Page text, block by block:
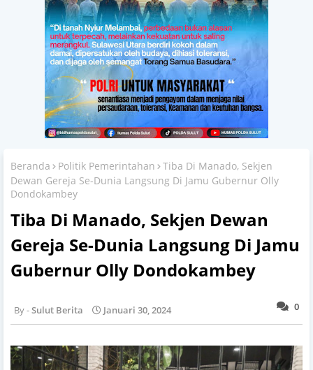
Beranda Politik Pemerintahan
Tiba Di Manado, Sekjen
Dewan Gereja Se-Dunia Langsung Di Jamu Gubernur Olly
Dondokambey
Tiba Di Manado, Sekjen Dewan
Gereja Se-Dunia Langsung Di Jamu
Gubernur Olly Dondokambey
0
Sulut Berita Januari 30, 2024